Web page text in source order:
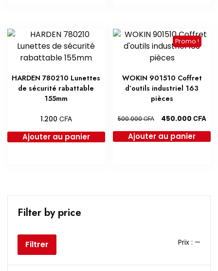
HARDEN 780210 Lunettes
de sécurité rabattable
155mm
1.200 CFA
Ajouter au panier
Promo !
WOKIN 901510 Coffret
d’outils industriel 163
pièces
500.000CFA
Le
initial
450.000 CFALe
Ajouter au panier
Filter by price
Filtrer Prix : —